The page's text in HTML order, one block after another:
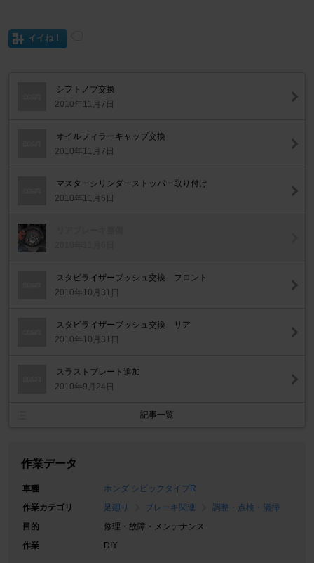
イイね！
シフトノブ交換
2010年11月7日
オイルフィラーキャップ交換
2010年11月7日
マスターシリンダーストッパー取り付け
2010年11月6日
スタビライザーブッシュ交換 フロント
2010年10月31日
スタビライザーブッシュ交換 リア
2010年10月31日
スラストプレート追加
2010年9月24日
記事一覧
作業データ
車種
ホンダ シビックタイプR
作業カテゴリ
足廻り ブレーキ関連
調整・点検・清掃
目的
修理・故障・メンテナンス
作業
DIY